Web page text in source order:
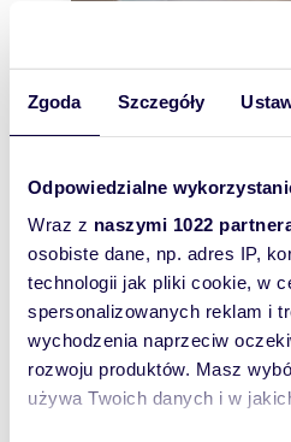
Zgoda Szczegóły
Odpowiedzialne
Wraz z naszymi 1022
osobiste dane, np. adres IP,
technologii jak pliki cookie, w
spersonalizowanych reklam i
wychodzenia naprzeciw
rozwoju produktów. Masz
używa Twoich danych i w
Koszutce polecam
295 000 zł
mieszkanie Katowice,
Słonimskiego
INFORMACJE POD
sprzedaż 2 pokojowe
36,48 m2 znajdujące się na